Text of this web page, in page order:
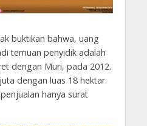
buktikan bahwa, uang
temuan penyidik adalah
dengan Muri, pada 2012.
dengan luas 18 hektar.
hanya surat